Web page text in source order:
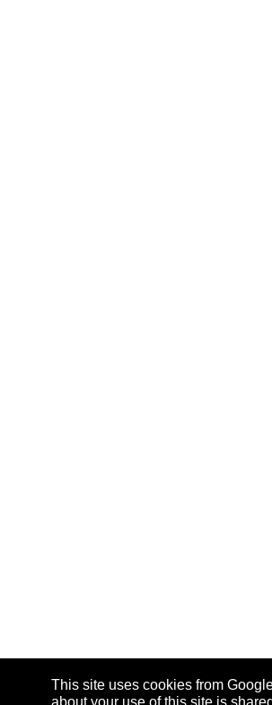
This site uses cookies from
about your use of this site is